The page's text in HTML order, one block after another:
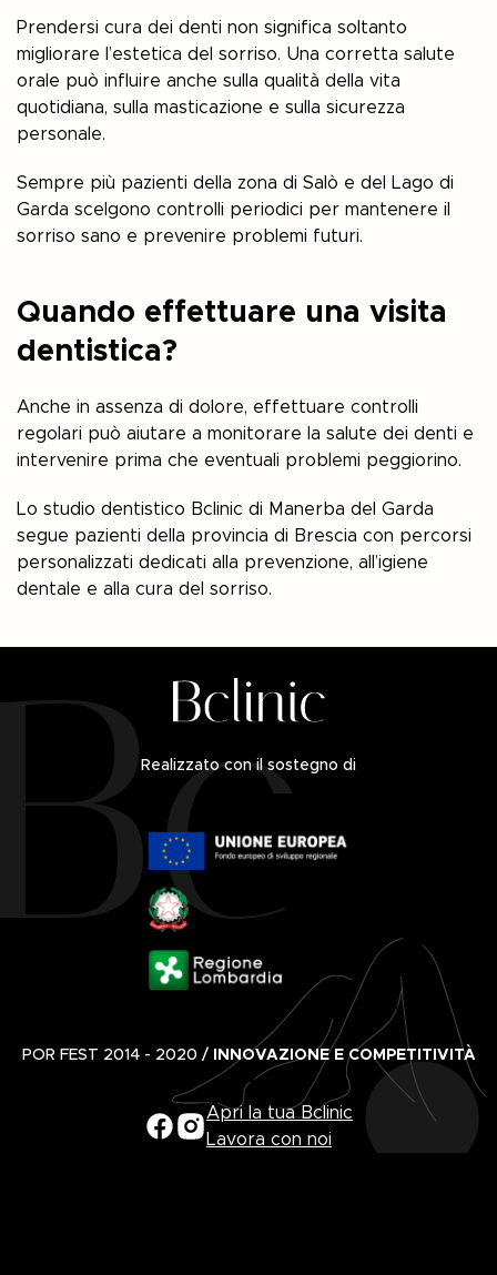
Prendersi cura dei denti non significa soltanto
migliorare l’estetica del sorriso. Una corretta salute
orale può influire anche sulla qualità della vita
quotidiana, sulla masticazione e sulla sicurezza
personale.
Sempre più pazienti della zona di Salò e del Lago di
Garda scelgono controlli periodici per mantenere il
sorriso sano e prevenire problemi futuri.
Quando effettuare una visita
dentistica?
Anche in assenza di dolore, effettuare controlli
regolari può aiutare a monitorare la salute dei denti e
intervenire prima che eventuali problemi peggiorino.
Lo studio dentistico Bclinic di Manerba del Garda
segue pazienti della provincia di Brescia con percorsi
personalizzati dedicati alla prevenzione, all’igiene
dentale e alla cura del sorriso.
Realizzato con il sostegno di
POR FEST 2014 - 2020 / INNOVAZIONE E COMPETITIVITÀ
Apri la tua Bclinic
Lavora con noi